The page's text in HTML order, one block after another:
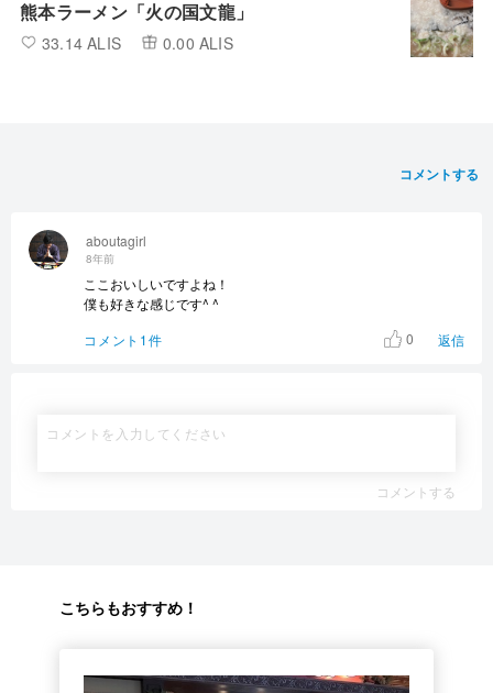
熊本ラーメン「火の国文龍」
33.14 ALIS 0.00 ALIS
コメントする
aboutagirl
8年前
ここおいしいですよね！
僕も好きな感じです^ ^
コメント1件
0 返信
コメントする
こちらもおすすめ！